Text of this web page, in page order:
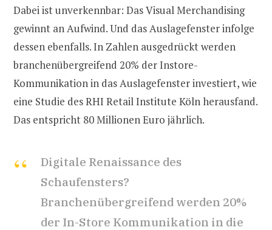
Dabei ist unverkennbar: Das Visual Merchandising
gewinnt an Aufwind. Und das Auslagefenster infolge
dessen ebenfalls. In Zahlen ausgedrückt werden
branchenübergreifend 20% der Instore-
Kommunikation in das Auslagefenster investiert, wie
eine Studie des RHI Retail Institute Köln herausfand.
Das entspricht 80 Millionen Euro jährlich.
Digitale Renaissance des
Schaufensters?
Branchenübergreifend werden 20%
der In-Store Kommunikation in die